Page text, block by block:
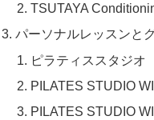
TSUTAYA
パーソナルレッスンと
ピラティススタジ
PILATES STUDIO
PILATES STUDIO